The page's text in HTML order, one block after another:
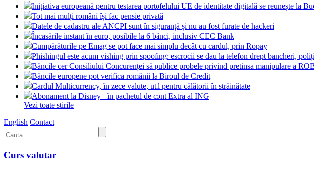
Inițiativa europeană pentru testarea portofelului UE de identitate digitală se reunește la
Tot mai mulți români își fac pensie privată
Datele de cadastru ale ANCPI sunt în siguranță și nu au fost furate de hackeri
Încasările instant în euro, posibile la 6 bănci, inclusiv CEC Bank
Cumpărăturile pe Emag se pot face mai simplu decât cu cardul, prin Ropay
Phishingul este acum vishing prin spoofing: escrocii se dau la telefon drept bancheri,
Băncile cer Consiliului Concurenței să publice probele privind pretinsa manipulare a
Băncile europene pot verifica românii la Biroul de Credit
Cardul Multicurrency, în zece valute, util pentru călătorii în străinătate
Abonament la Disney+ în pachetul de cont Extra al ING
Vezi toate stirile
English Contact
Curs valutar